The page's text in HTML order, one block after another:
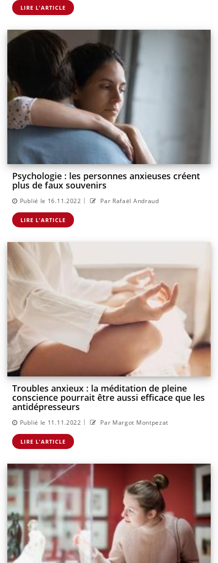
LIRE L'ARTICLE
Psychologie : les personnes anxieuses créent
plus de faux souvenirs
Publié le 16.11.2022 | Par Rafaël Andraud
LIRE L'ARTICLE
Troubles anxieux : la méditation de pleine
conscience pourrait être aussi efficace que les
antidépresseurs
Publié le 11.11.2022 | Par Margot Montpezat
LIRE L'ARTICLE